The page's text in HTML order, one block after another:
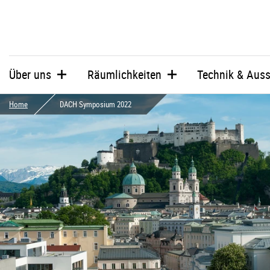
Über uns Räumlichkeiten Technik &
Home DACH Symposium 2022